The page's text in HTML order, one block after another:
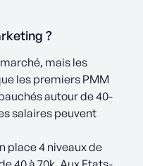
?
mais les
les premiers PMM
autour de 40-
salaires peuvent
place 4 niveaux de